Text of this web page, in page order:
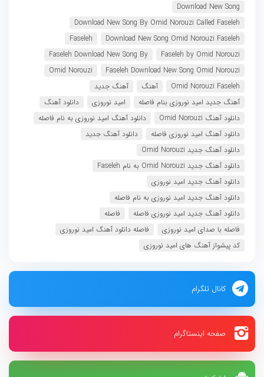
Download New Song
Download New Song By Omid Norouzi Called Faseleh
Download New Song Omid Norouzi Faseleh
Faseleh
Faseleh by Omid Norouzi
Faseleh Download New Song By
Faseleh Download New Song Omid Norouzi
Omid Norouzi
Omid Norouzi Faseleh
آهنگ
آهنگ جدید
آهنگ جدید امید نوروزی بنام فاصله
امید نوروزی
دانلود آهنگ
دانلود آهنگ Omid Norouzi
دانلود آهنگ امید نوروزی به نام فاصله
دانلود آهنگ امید نوروزی فاصله
دانلود آهنگ جدید
دانلود آهنگ جدید Omid Norouzi
دانلود آهنگ جدید Omid Norouzi به نام Faseleh
دانلود آهنگ جدید امید نوروزی
دانلود آهنگ جدید امید نوروزی به نام فاصله
دانلود آهنگ جدید امید نوروزی فاصله
فاصله
فاصله با صدای امید نوروزی
فاصله دانلود آهنگ امید نوروزی
کد پیشواز آهنگ های امید نوروزی
کانال تلگرام
صفحه اینستاگرام